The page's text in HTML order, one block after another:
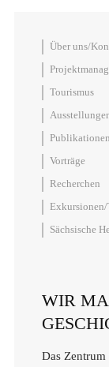
Über uns/
Tourismus
Publikationen
Vorträge
Recherchen
Exkursionen/
Sächsische
WIR
Das